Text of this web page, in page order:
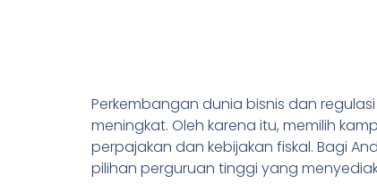
Perkembangan dunia bisnis dan
meningkat. Oleh karena itu, memilih
perpajakan dan kebijakan fiskal. Bagi
pilihan perguruan tinggi yang